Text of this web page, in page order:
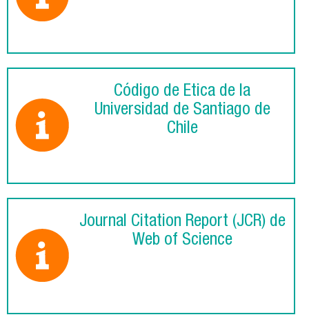
Código de Ética de la
Universidad de Santiago de
Chile
Journal Citation Report (JCR) de
Web of Science